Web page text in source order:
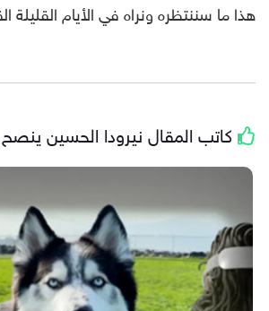
هذا ما سننتظره ونراه في الأيام القليلة
كاتب المقال نيرودا الحسين ينصح